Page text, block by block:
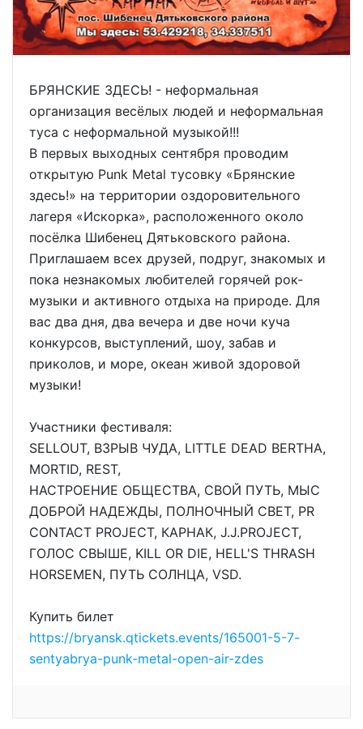
БРЯНСКИЕ ЗДЕСЬ! - неформальная
организация весёлых людей и неформальная
туса с неформальной музыкой!!!
В первых выходных сентября проводим
открытую Punk Metal тусовку «Брянские
здесь!» на территории оздоровительного
лагеря «Искорка», расположенного около
посёлка Шибенец Дятьковского района.
Приглашаем всех друзей, подруг, знакомых и
пока незнакомых любителей горячей рок-
музыки и активного отдыха на природе. Для
вас два дня, два вечера и две ночи куча
конкурсов, выступлений, шоу, забав и
приколов, и море, океан живой здоровой
музыки!
Участники фестиваля:
SELLOUT, ВЗРЫВ ЧУДА, LITTLE DEAD BERTHA,
MORTID, REST,
НАСТРОЕНИЕ ОБЩЕСТВА, СВОЙ ПУТЬ, МЫС
ДОБРОЙ НАДЕЖДЫ, ПОЛНОЧНЫЙ СВЕТ, PR
CONTACT PROJECT, КАРНАК, J.J.PROJECT,
ГОЛОС СВЫШЕ, KILL OR DIE, HELL'S THRASH
HORSEMEN, ПУТЬ СОЛНЦА, VSD.
Купить билет
https://bryansk.qtickets.events/165001-5-7-
sentyabrya-punk-metal-open-air-zdes